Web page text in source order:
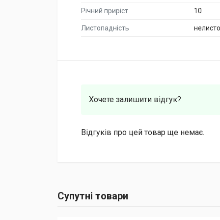
Річний приріст 10
Листопадність
Хочете залишити відгук?
Відгуків про цей товар ще немає.
Супутні товари